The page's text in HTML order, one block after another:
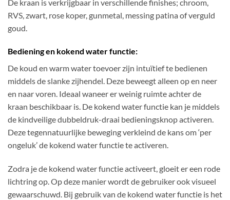
De kraan is verkrijgbaar in verschillende finishes; chroom,
RVS, zwart, rose koper, gunmetal, messing patina of verguld
goud.
Bediening en kokend water functie:
De koud en warm water toevoer zijn intuïtief te bedienen
middels de slanke zijhendel. Deze beweegt alleen op en neer
en naar voren. Ideaal waneer er weinig ruimte achter de
kraan beschikbaar is. De kokend water functie kan je middels
de kindveilige dubbeldruk-draai bedieningsknop activeren.
Deze tegennatuurlijke beweging verkleind de kans om ‘per
ongeluk’ de kokend water functie te activeren.
Zodra je de kokend water functie activeert, gloeit er een rode
lichtring op. Op deze manier wordt de gebruiker ook visueel
gewaarschuwd. Bij gebruik van de kokend water functie is het